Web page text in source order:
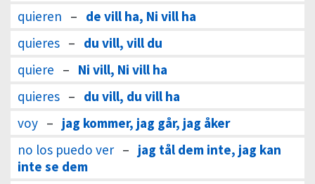
quieren – de vill ha, Ni vill ha
quieres – du vill, vill du
quiere – Ni vill, Ni vill ha
quieres – du vill, du vill ha
voy – jag kommer, jag går, jag åker
no los puedo ver – jag tål dem inte, jag kan
inte se dem